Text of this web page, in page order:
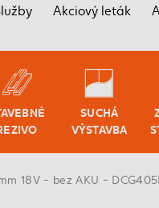
Akciový leták
SUCHÁ
VÝSTAVBA
18V - bez AKU -